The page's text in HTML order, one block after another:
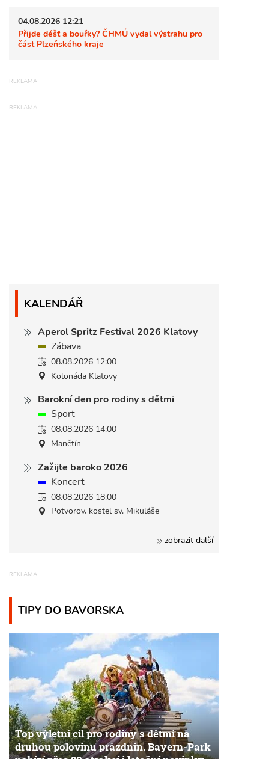
04.08.2026 12:21
Přijde déšť a bouřky? ČHMÚ vydal výstrahu pro
část Plzeňského kraje
KALENDÁŘ
Aperol Spritz Festival 2026 Klatovy
Zábava
08.08.2026 12:00
Kolonáda Klatovy
Barokní den pro rodiny s dětmi
Sport
08.08.2026 14:00
Manětín
Zažijte baroko 2026
Koncert
08.08.2026 18:00
Potvorov, kostel sv. Mikuláše
zobrazit další
TIPY DO BAVORSKA
Top výletní cíl pro rodiny s dětmi na
druhou polovinu prázdnin. Bayern-Park